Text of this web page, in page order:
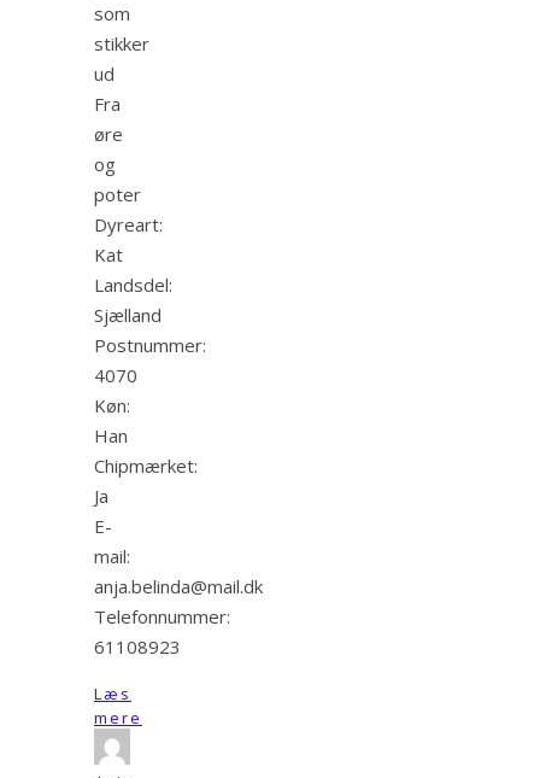
som
stikker
ud
Fra
øre
og
poter
Dyreart:
Kat
Landsdel:
Sjælland
Postnummer:
4070
Køn:
Han
Chipmærket:
Ja
E-
mail:
anja.belinda@mail.dk
Telefonnummer:
61108923
Læs
mere